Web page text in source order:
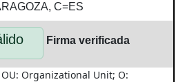
C=ES
Firma verificada
Organizational Unit; O: